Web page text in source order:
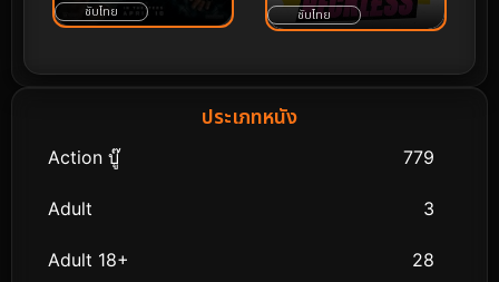
ซับไทย ซับไทย
ประเภทหนัง
Action บู๊ 779
Adult 3
Adult 18+ 28